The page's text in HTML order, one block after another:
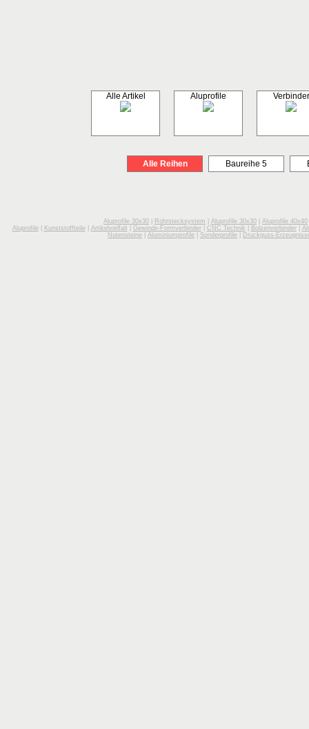
Alle Artikel Aluprofile Verbinder
Alle Reihen Baureihe 5
Aluprofile 30x30 Rohrstecksystem Aluprofile 30x30 Aluprofile 40x40
Aluprofile| Kunststoffteile| Artikelvielfalt Gewinde-Formverbinder| CNC Technik Bolzenverbinder|
Nutensteine
Aluminiumprofile Sonderprofile Druckguss-